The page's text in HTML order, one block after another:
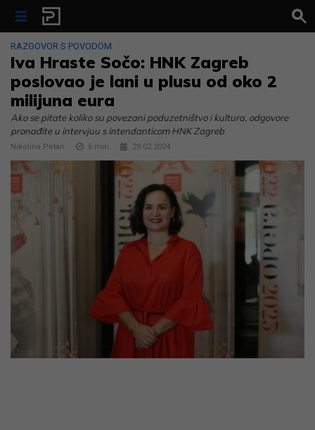
Skip to content
RAZGOVOR S POVODOM
Iva Hraste Sočo: HNK Zagreb
poslovao je lani u plusu od oko 2
milijuna eura
Ako se pitate koliko su povezani poduzetništvo i kultura, odgovore
pronađite u intervjuu s intendanticom HNK Zagreb
Nikolina Petan 6 min 29.02.2024.